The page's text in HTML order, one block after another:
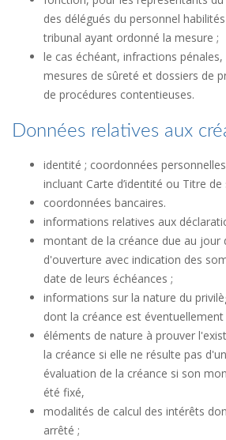
des délégués du personnel
tribunal ayant ordonné la mesure ;
le cas échéant, infractions
mesures de sûreté et dossiers de
de procédures contentieuses.
Données relatives aux
identité ; coordonnées
incluant Carte d’identité ou Titre de
coordonnées bancaires.
informations relatives aux
montant de la créance due au jour
d'ouverture avec indication des
date de leurs échéances ;
informations sur la nature du
dont la créance est
éléments de nature à prouver
la créance si elle ne résulte pas
évaluation de la créance si son
été fixé,
modalités de calcul des intérêts
arrêté ;